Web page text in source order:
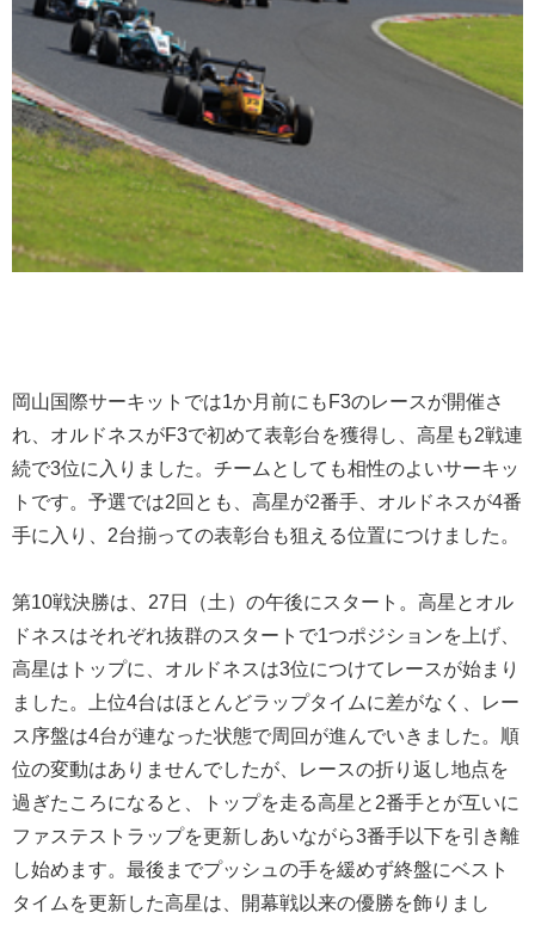
岡山国際サーキットでは1か月前にもF3のレースが開催さ
れ、オルドネスがF3で初めて表彰台を獲得し、高星も2戦連
続で3位に入りました。チームとしても相性のよいサーキッ
トです。予選では2回とも、高星が2番手、オルドネスが4番
手に入り、2台揃っての表彰台も狙える位置につけました。
第10戦決勝は、27日（土）の午後にスタート。高星とオル
ドネスはそれぞれ抜群のスタートで1つポジションを上げ、
高星はトップに、オルドネスは3位につけてレースが始まり
ました。上位4台はほとんどラップタイムに差がなく、レー
ス序盤は4台が連なった状態で周回が進んでいきました。順
位の変動はありませんでしたが、レースの折り返し地点を
過ぎたころになると、トップを走る高星と2番手とが互いに
ファステストラップを更新しあいながら3番手以下を引き離
し始めます。最後までプッシュの手を緩めず終盤にベスト
タイムを更新した高星は、開幕戦以来の優勝を飾りまし